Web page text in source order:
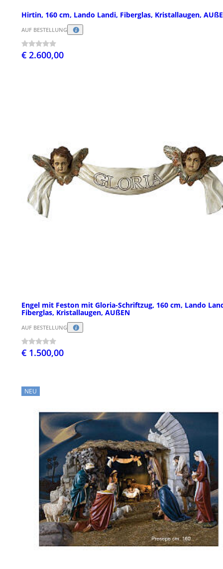
Hirtin, 160 cm, Lando Landi, Fiberglas, Kristallaugen,
AUF BESTELLUNG
€ 2.600,00
Engel mit Feston mit Gloria-Schriftzug, 160 cm, Lando
Fiberglas, Kristallaugen, AUßEN
AUF BESTELLUNG
€ 1.500,00
NEU